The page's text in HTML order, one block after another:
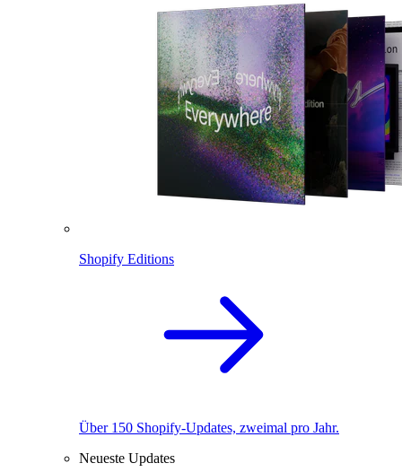
Shopify Editions
Über 150 Shopify-Updates, zweimal pro Jahr.
Neueste Updates